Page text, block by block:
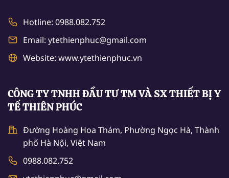
Hotline: 0988.082.752
Email: ytethienphuc@gmail.com
Website: www.ytethienphuc.vn
CÔNG TY TNHH ĐẦU TƯ TM VÀ SX THIẾT BỊ Y
TẾ THIÊN PHÚC
Đường Hoàng Hoa Thám, Phường Ngọc Hà, Thành
phố Hà Nội, Việt Nam
0988.082.752